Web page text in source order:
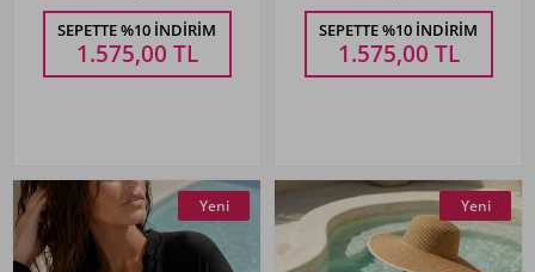
SEPETTE %10 İNDIRIM
1.575,00 TL
SEPETTE %10 İNDIRIM
1.575,00 TL
Yeni Yeni